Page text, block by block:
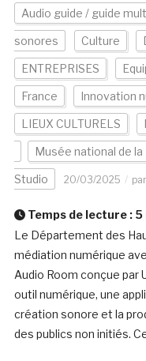
Audio guide / guide
sonores Culture
ENTREPRISES
France Innovation
LIEUX CULTURELS
Musée national de la
Studio 20/03/2025 par
Temps de lecture : 5
Le Département des
médiation numérique
Audio Room conçue par
outil numérique, une
création sonore et la
des publics non initiés.